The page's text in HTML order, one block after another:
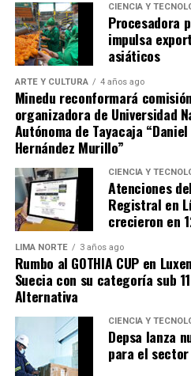
CIENCIA Y
Procesadora
impulsa
asiáticos
ARTE Y CULTURA 4 años ago
Minedu reconformará comisión
organizadora de Universidad
Autónoma de Tayacaja “Daniel
Hernández Murillo”
CIENCIA Y
Atenciones
Registral en
crecieron en
LIMA NORTE 3 años ago
Rumbo al GOTHIA CUP en
Suecia con su categoría sub
Alternativa
CIENCIA Y
Depsa lanza
para el sector